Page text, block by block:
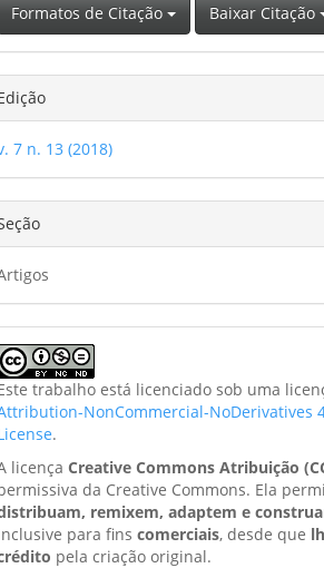
Formatos de Citação Baixar Citação
7 n. 13 (2018)
trabalho está licenciado sob uma
NonCommercial-NoDerivatives
.
licençaCreative Commons Atribuição
da Creative Commons. Ela
remixem, adaptem e
para finscomerciais, desde que
pela criação original.